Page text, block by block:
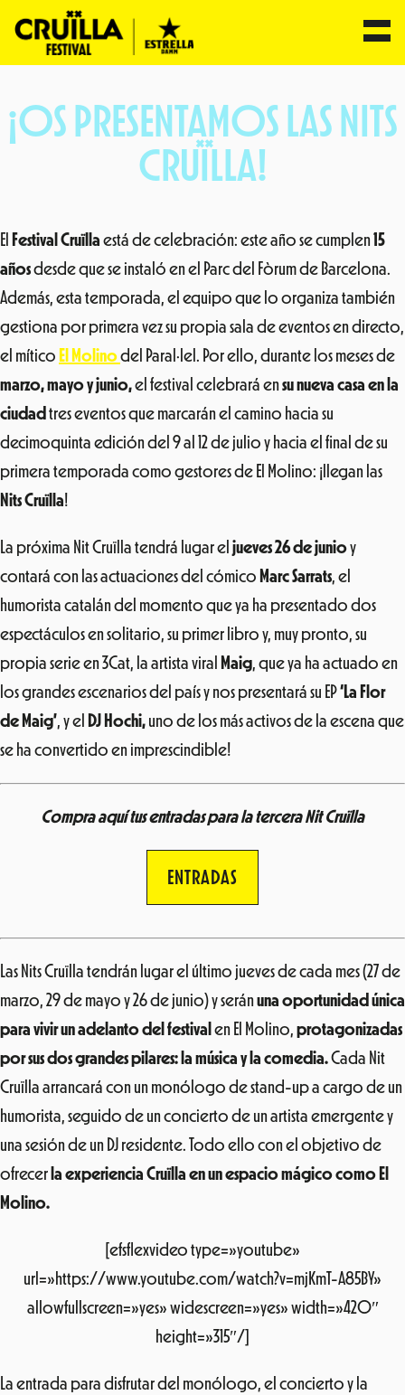
contenido
¡OS PRESENTAMOS LAS NITS
CRUÏLLA!
El Festival Cruïlla está de celebración: este año se cumplen15
añosdesde que se instaló en el Parc del Fòrum de Barcelona.
Además, esta temporada, el equipo que lo organiza también
gestiona por primera vez su propia sala de eventos en directo,
el mítico El Molinodel Paral·lel. Por ello, durante los meses de
marzo, mayo y junio,el festival celebrará ensu nueva casa en la
ciudad tres eventos que marcarán el camino hacia su
decimoquinta edición del 9 al 12 de julio y hacia el final de su
primera temporada como gestores de El Molino: ¡llegan las
Nits Cruïlla!
La próxima Nit Cruïlla tendrá lugar el jueves 26 de junioy
contará con las actuaciones del cómico Marc Sarrats, el
humorista catalán del momento que ya ha presentado dos
espectáculos en solitario, su primer libro y, muy pronto, su
propia serie en 3Cat, la artista viral Maig, que ya ha actuado en
los grandes escenarios del país y nos presentará su EP‘La Flor
de Maig’, y el DJ Hochi, uno de los más activos de la escena que
se ha convertido en imprescindible!
Compra aquí tus entradas para la tercera Nit Cruïlla
ENTRADAS
Las Nits Cruïlla tendrán lugar el último jueves de cada mes (27 de
marzo, 29 de mayo y 26 de junio) y seránuna oportunidad única
para vivir un adelanto del festival en El Molino, protagonizadas
por sus dos grandes pilares: la música y la comedia.Cada Nit
Cruïlla arrancará con un monólogo de stand-up a cargo de un
humorista, seguido de un concierto de un artista emergente y
una sesión de un DJ residente. Todo ello con el objetivo de
ofrecer la experiencia Cruïlla en un espacio mágico como El
Molino.
[efsflexvideo type=»youtube»
url=»https://www.youtube.com/watch?v=mjKmT-A85BY»
allowfullscreen=»yes» widescreen=»yes» width=»420″
height=»315″/]
La entrada para disfrutar del monólogo, el concierto y la